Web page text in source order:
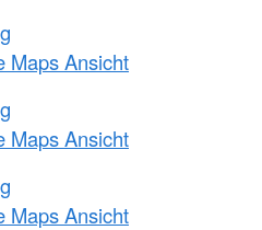
Maps Ansicht
Maps Ansicht
Maps Ansicht